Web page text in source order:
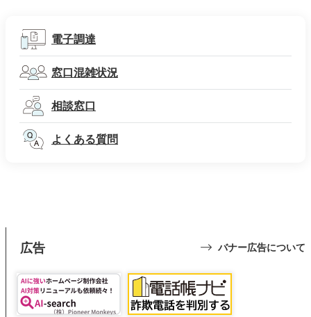
電子調達
窓口混雑状況
相談窓口
よくある質問
広告 バナー広告について